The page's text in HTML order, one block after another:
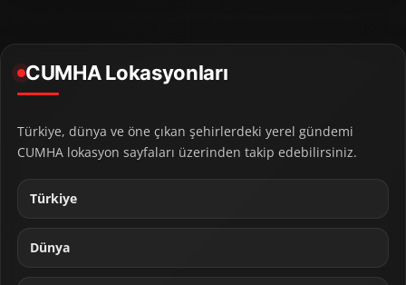
CUMHA Lokasyonları
Türkiye, dünya ve öne çıkan şehirlerdeki yerel gündemi
CUMHA lokasyon sayfaları üzerinden takip edebilirsiniz.
Türkiye
Dünya